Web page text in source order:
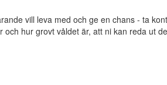
vill leva med och ge en chans - ta
hur grovt våldet är, att ni kan reda ut